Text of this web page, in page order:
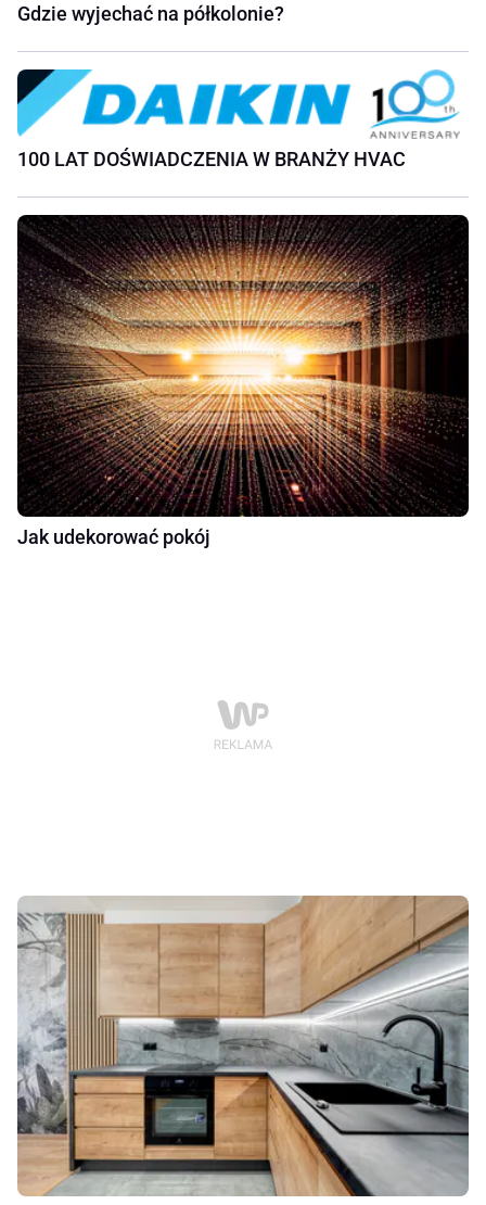
Gdzie wyjechać na półkolonie?
100 LAT DOŚWIADCZENIA W BRANŻY HVAC
Jak udekorować pokój